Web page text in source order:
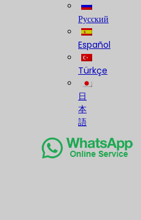
Русский
Español
Türkçe
日
本
語